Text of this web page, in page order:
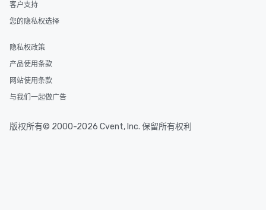
客户支持
您的隐私权选择
隐私权政策
产品使用条款
网站使用条款
与我们一起做广告
版权所有© 2000-2026 Cvent, Inc. 保留所有权利